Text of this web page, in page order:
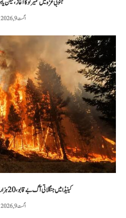
جنوبی غزہ میں تعمیر نو کا آغاز، نیتن
اگست 9, 2026
کینیڈا میں جنگلاتی آگ بے قابو، 20 ہزار افراد کا انخلا، ایمرجنسی...
اگست 9, 2026